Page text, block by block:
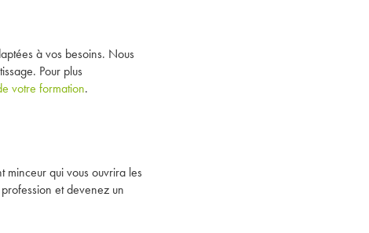
à vos besoins. Nous
Pour plus
votre formation.
minceur qui vous ouvrira les
et devenez un